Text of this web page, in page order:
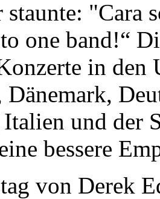
staunte: "Cara
one band!“
in
Dänemark,
und der
bessere
von Derek